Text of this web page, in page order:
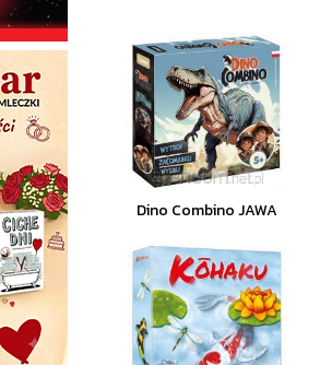
Dino Combino JAWA